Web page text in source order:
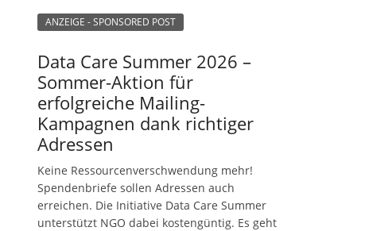
ANZEIGE - SPONSORED POST
Data Care Summer 2026 –
Sommer-Aktion für
erfolgreiche Mailing-
Kampagnen dank richtiger
Adressen
Keine Ressourcenverschwendung mehr!
Spendenbriefe sollen Adressen auch
erreichen. Die Initiative Data Care Summer
unterstützt NGO dabei kostengüntig. Es geht